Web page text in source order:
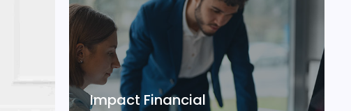
Impact Financial